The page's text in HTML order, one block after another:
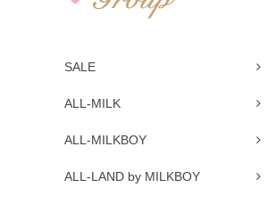
SALE
ALL-MILK
ALL-MILKBOY
ALL-LAND by MILKBOY